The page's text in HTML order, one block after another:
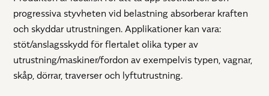
progressiva styvheten vid belastning absorberar kraften
och skyddar utrustningen. Applikationer kan vara:
stöt/anslagsskydd för flertalet olika typer av
utrustning/maskiner/fordon av exempelvis typen, vagnar,
skåp, dörrar, traverser och lyftutrustning.